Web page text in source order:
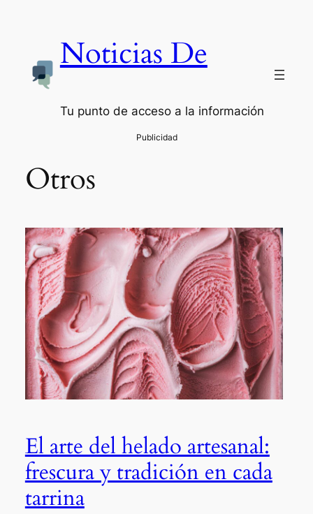
Noticias De
Tu punto de acceso a la información
Otros
El arte del helado artesanal:
frescura y tradición en cada
tarrina